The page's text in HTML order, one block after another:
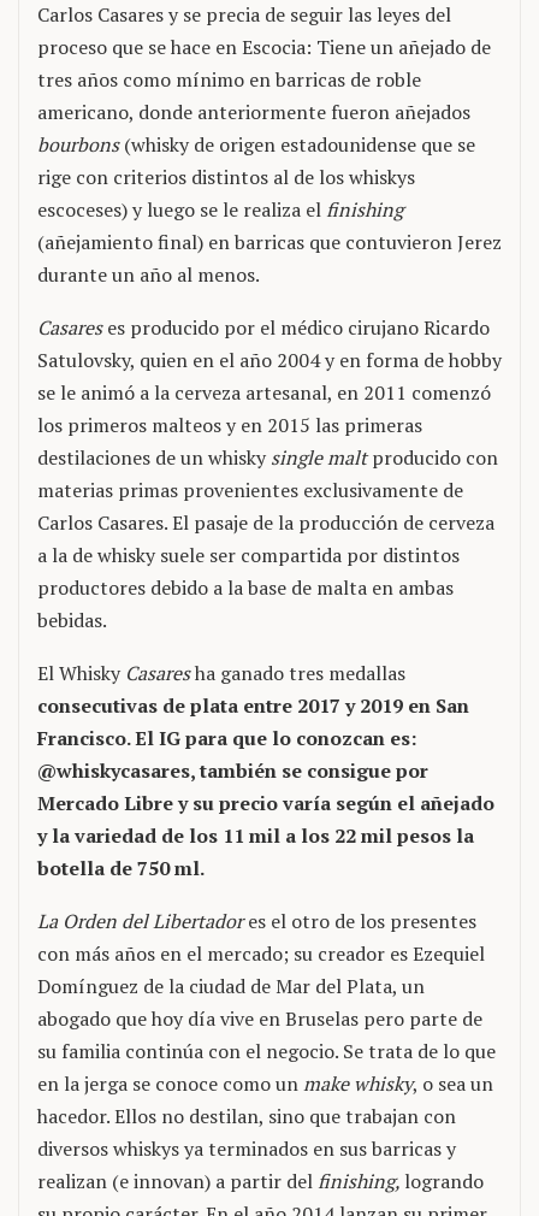
Carlos Casares y se precia de seguir las leyes del
proceso que se hace en Escocia: Tiene un añejado de
tres años como mínimo en barricas de roble
americano, donde anteriormente fueron añejados
bourbons(whisky de origen estadounidense que se
rige con criterios distintos al de los whiskys
escoceses) y luego se le realiza elfinishing
(añejamiento final) en barricas que contuvieron Jerez
durante un año al menos.
Casareses producido por el médico cirujano Ricardo
Satulovsky, quien en el año 2004 y en forma de hobby
se le animó a la cerveza artesanal, en 2011 comenzó
los primeros malteos y en 2015 las primeras
destilaciones de un whiskysingle maltproducido con
materias primas provenientes exclusivamente de
Carlos Casares. El pasaje de la producción de cerveza
a la de whisky suele ser compartida por distintos
productores debido a la base de malta en ambas
bebidas.
El Whisky Casaresha ganado tres medallas
consecutivas de plata entre 2017 y 2019 en San
Francisco. El IG para que lo conozcan es:
@whiskycasares, también se consigue por
Mercado Libre y su precio varía según el añejado
y la variedad de los 11 mil a los 22 mil pesos la
botella de 750 ml.
La Orden del Libertadores el otro de los presentes
con más años en el mercado; su creador es Ezequiel
Domínguez de la ciudad de Mar del Plata, un
abogado que hoy día vive en Bruselas pero parte de
su familia continúa con el negocio. Se trata de lo que
en la jerga se conoce como unmake whisky, o sea un
hacedor. Ellos no destilan, sino que trabajan con
diversos whiskys ya terminados en sus barricas y
realizan (e innovan) a partir delfinishing, logrando